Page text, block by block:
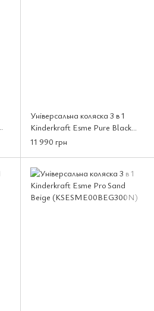
Універсальна коляска 3 в 1
Kinderkraft Esme Pure Black
(KSESME00BLK3000)
11 990 грн